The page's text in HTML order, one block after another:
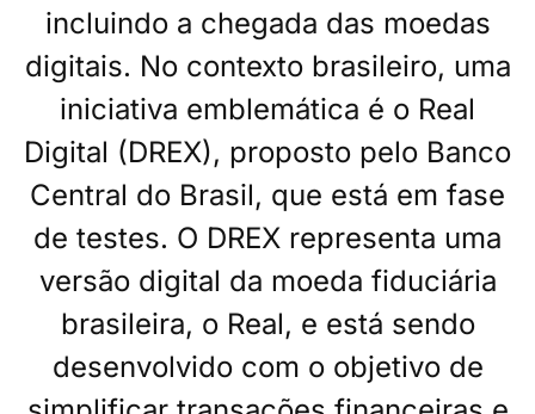
incluindo a chegada das moedas
digitais. No contexto brasileiro, uma
iniciativa emblemática é o Real
Digital (DREX), proposto pelo Banco
Central do Brasil, que está em fase
de testes. O DREX representa uma
versão digital da moeda fiduciária
brasileira, o Real, e está sendo
desenvolvido com o objetivo de